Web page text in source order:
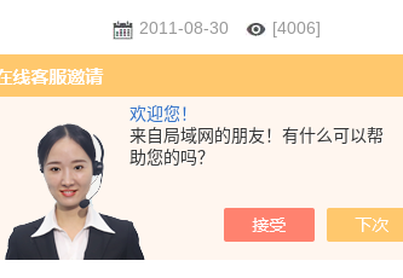
欢迎您！
来自局域网的朋友！有什么可以帮
助您的吗？
2011-08-30 [4006]
保护装置动作，切断电流，确保电解桶不损
，切断电流，确保电解桶不损坏。
统，即使仪器在黑暗状态也能十分方便地